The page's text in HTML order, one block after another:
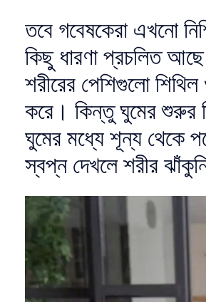
তবে গবেষকেরা এখনো
কিছু ধারণা প্রচলিত
শরীরের পেশিগুলো
করে। কিন্তু ঘুমের শুরুর
ঘুমের মধ্যে শূন্য থেকে
স্বপ্ন দেখলে শরীর